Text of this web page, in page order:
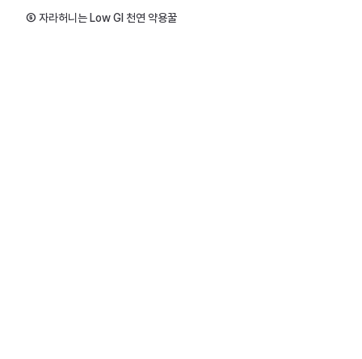
⑤ 자라허니는 Low GI 천연 약용꿀